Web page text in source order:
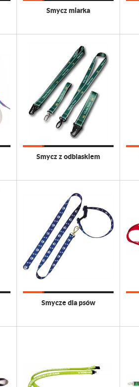
Smycz miarka
Smycz z odblaskiem
Smycze dla psów